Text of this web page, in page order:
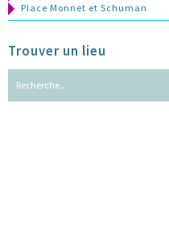
Place Monnet et Schuman
Trouver un lieu